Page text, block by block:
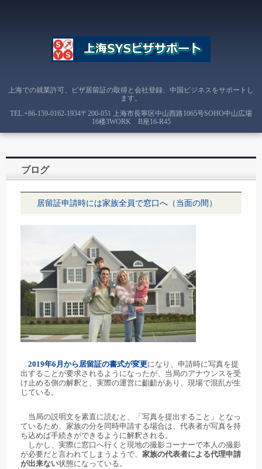
上海での就業許可、ビザ居留証の取得と会社登録、中国ビジネスをサポートし
ます。
TEL.+86-159-0162-1934〒200-051 上海市長寧区中山西路1065号SOHO中山広場
16楼3WORK B座16-R45
ブログ
居留証申請時には家族全員で窓口へ（当面の間）
2019年6月から居留証の書式が変更になり、申請時に写真を提
出することが要求されるようになったが、当局のアナウンスを受
け止める側の解釈と、実際の運営に齟齬があり、現場で混乱が生
じている。
当局の説明文を素直に読むと、「写真を提出すること」となっ
ているため、家族の分を同時申請する場合は、代表者が写真を持
ち込めば手続きができるように解釈される。
しかし、実際に窓口へ行くと現地の撮影コーナーで本人の撮影
が必要だと言われてしまうようで、 家族の代表者による代理申請
が出来ない状態になっている。